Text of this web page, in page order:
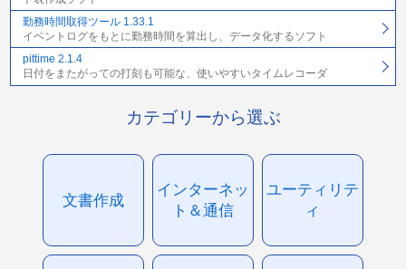
勤務時間取得ツール 1.33.1
イベントログをもとに勤務時間を算出し、データ化するソフト
pittime 2.1.4
日付をまたがっての打刻も可能な、使いやすいタイムレコーダ
カテゴリーから選ぶ
文書作成
インターネッ
ト＆通信
ユーティリテ
ィ